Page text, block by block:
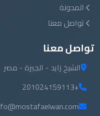
تواصل معنا
الشيخ زايد - الجيزة - مصر
+201024159113
info@mostafaelwan.com
واتساب: +201024159113